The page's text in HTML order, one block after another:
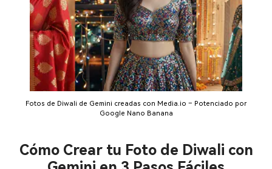
Fotos de Diwali de Gemini creadas con Media.io – Potenciado por
Google Nano Banana
Cómo Crear tu Foto de Diwali con